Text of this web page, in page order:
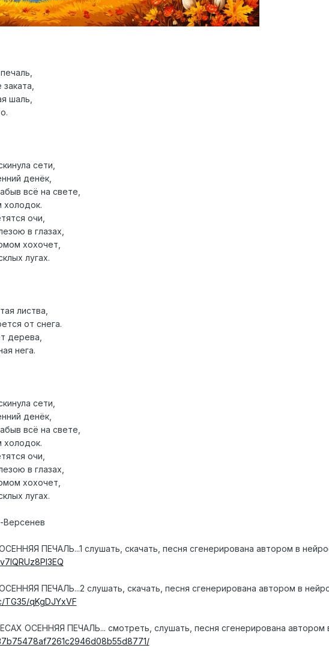
шаль,
сети,
денёк,
всё на свете,
холодок.
очи,
в глазах,
хохочет,
лугах.
листва,
от снега.
дерева,
нега.
сети,
денёк,
всё на свете,
холодок.
очи,
в глазах,
хохочет,
лугах.
Версенев
ПЕЧАЛЬ...1 слушать, скачать, песня сгенерирована автором в
ПЕЧАЛЬ...2 слушать, скачать, песня сгенерирована автором в
TG35/qKgDJYxVF
ОСЕННЯЯ ПЕЧАЛЬ... смотреть, слушать, песня сгенерирована автором